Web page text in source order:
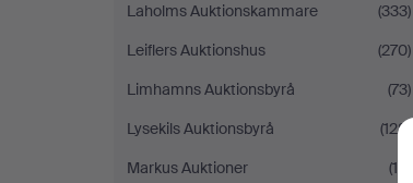
Laholms Auktionskammare
(333)
Leiflers Auktionshus
(270)
Limhamns Auktionsbyrå
(73)
Lysekils Auktionsbyrå
(128)
Markus Auktioner
(19)